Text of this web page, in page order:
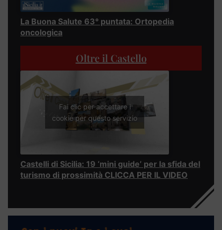
La Buona Salute 63° puntata: Ortopedia
oncologica
Oltre il Castello
Fai clic per accettare i
cookie per questo servizio
Castelli di Sicilia: 19 ‘mini guide’ per la sfida del
turismo di prossimità CLICCA PER IL VIDEO